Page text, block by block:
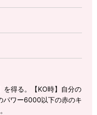
を得る。【KO時】自分の
パワー6000以下の赤のキ